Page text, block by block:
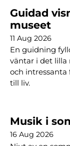
Guidad
museet
11 Aug 2026
En guidning
väntar i det lilla
och intressanta
till liv.
Musik i
16 Aug 2026